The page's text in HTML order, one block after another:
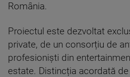
România.
Proiectul este dezvoltat
private, de un consorțiu de
profesioniști din
estate. Distincția acordată